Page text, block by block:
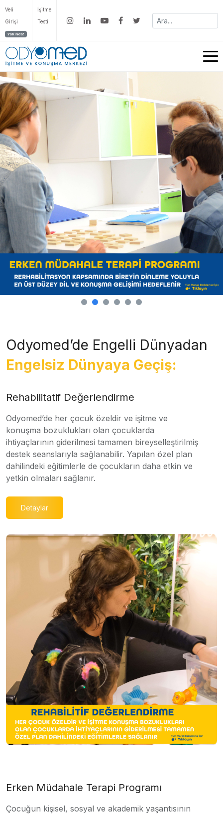
Veli
Girişi
Yakında!
İşitme
Testi
Odyomed’de Engelli Dünyadan
Engelsiz Dünyaya Geçiş:
Rehabilitatif Değerlendirme
Odyomed’de her çocuk özeldir ve işitme ve
konuşma bozuklukları olan çocuklarda
ihtiyaçlarının giderilmesi tamamen bireyselleştirilmiş
destek seanslarıyla sağlanabilir. Yapılan özel plan
dahilindeki eğitimlerle de çocukların daha etkin ve
yetkin olmaları sağlanır.
Detaylar
Erken Müdahale Terapi Programı
Çocuğun kişisel, sosyal ve akademik yaşantısının